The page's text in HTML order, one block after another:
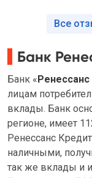
Все
Банк
Банк «
лицам
вклады. Банк
регионе, имеет
Ренессанс
наличными,
так же вклады и